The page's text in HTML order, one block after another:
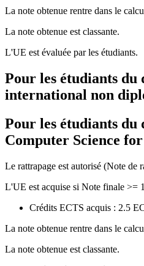
La note obtenue rentre dans le
La note obtenue est classante.
L'UE est évaluée par les étudiants.
Pour les étudiants du
international non
Pour les étudiants du
Computer Science
Le rattrapage est autorisé (Note de
L'UE est acquise si Note finale >=
Crédits ECTS acquis : 2.5
La note obtenue rentre dans le
La note obtenue est classante.